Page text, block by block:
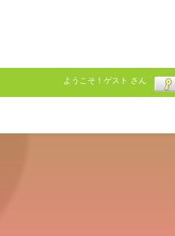
ようこそ！ ゲスト さん